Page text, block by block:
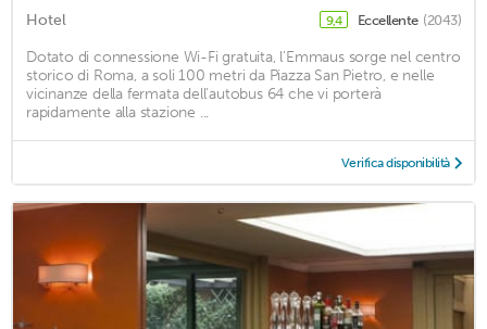
Hotel 9,4 Eccellente (2043)
Dotato di connessione Wi-Fi gratuita, l'Emmaus sorge nel centro
storico di Roma, a soli 100 metri da Piazza San Pietro, e nelle
vicinanze della fermata dell'autobus 64 che vi porterà
rapidamente alla stazione ...
Verifica disponibilità